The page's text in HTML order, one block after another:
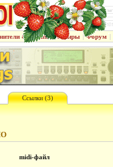
& группы | Жанры | Форум |
Ссылки (3)
midi-файл